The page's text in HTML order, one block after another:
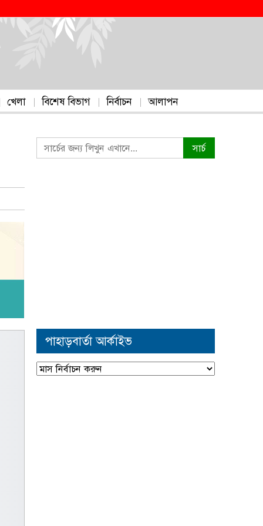
খেলা বিশেষ বিভাগ নির্বাচন আলাপন
পাহাড়বার্তা আর্কাইভ
পাহাড়বার্তা
আর্কাইভ